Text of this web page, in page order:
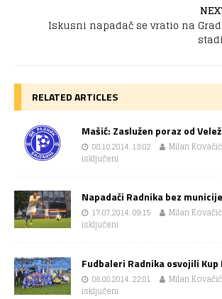
Iskusni napadač se vratio na
RELATED ARTICLES
Mašić: Zaslužen poraz od
08.10.2014. 13:02 Milan Kovačić
isključeni
Napadači Radnika bez municije
17.07.2014. 09:15 Milan Kovačić
isključeni
Fudbaleri Radnika osvojili Kup
06.08.2014. 22:01 Milan Kovačić
isključeni